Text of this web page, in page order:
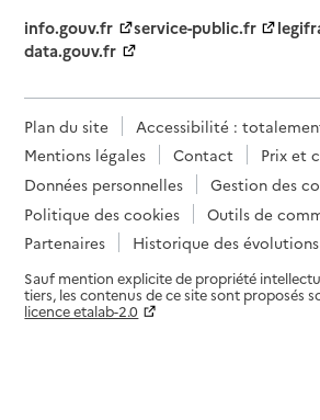
info.gouv.fr
service-public.fr
data.gouv.fr
Plan du site
Accessibilité :
Mentions légales
Contact
Prix et
Données personnelles
Gestion des
Politique des cookies
Outils de
Partenaires
Historique des évolutions
Sauf mention explicite de propriété
tiers, les contenus de ce site sont proposés
licence etalab-2.0